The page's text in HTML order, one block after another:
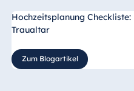
Hochzeitsplanung
Traualtar
Zum Blogartikel